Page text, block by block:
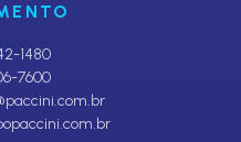
1480
7600